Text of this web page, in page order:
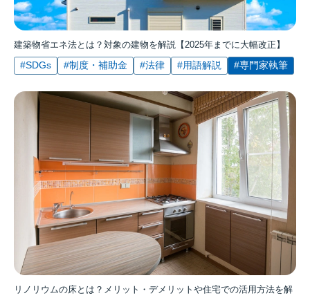
建築物省エネ法とは？対象の建物を解説【2025年までに大幅改正】
#SDGs #制度・補助金 #法律 #用語解説 #専門家執筆
リノリウムの床とは？メリット・デメリットや住宅での活用方法を解